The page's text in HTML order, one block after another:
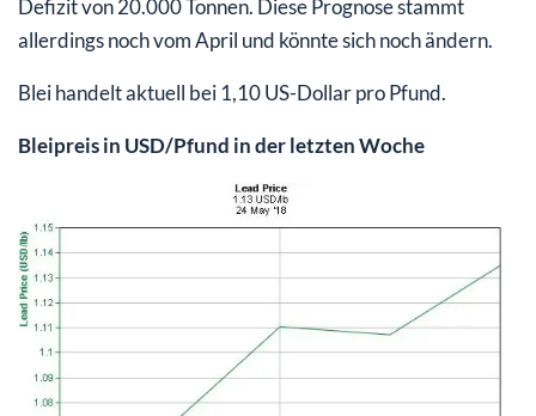
Defizit von 20.000 Tonnen. Diese Prognose stammt
allerdings noch vom April und könnte sich noch ändern.
Blei handelt aktuell bei 1,10 US-Dollar pro Pfund.
Bleipreis in USD/Pfund in der letzten Woche